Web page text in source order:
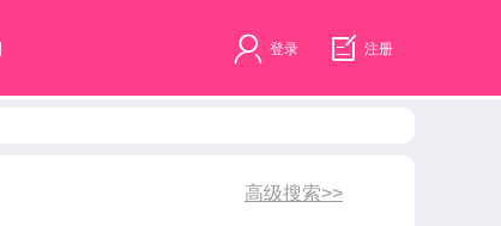
登录 注册